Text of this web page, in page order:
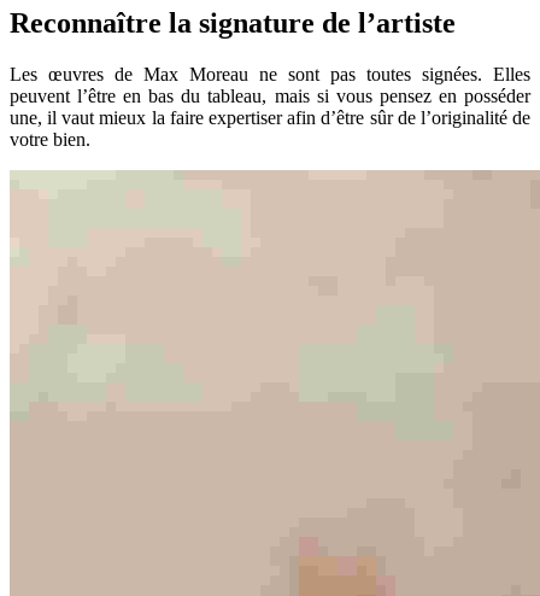
Reconnaître la signature de l’artiste
Les œuvres de Max Moreau ne sont pas toutes signées. Elles
peuvent l’être en bas du tableau, mais si vous pensez en posséder
une, il vaut mieux la faire expertiser afin d’être sûr de l’originalité de
votre bien.